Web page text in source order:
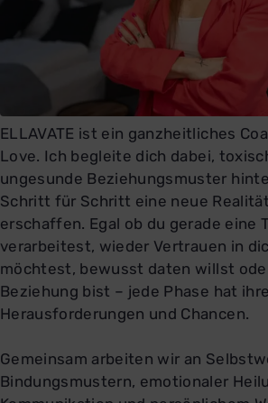
ELLAVATE ist ein ganzheitliches
Love. Ich begleite dich dabei,
ungesunde Beziehungsmuster
Schritt für Schritt eine neue
erschaffen. Egal ob du gerade eine
verarbeitest, wieder Vertrauen in
möchtest, bewusst daten willst
Beziehung bist – jede Phase hat
Herausforderungen und Chancen.
Gemeinsam arbeiten wir an
Bindungsmustern, emotionaler